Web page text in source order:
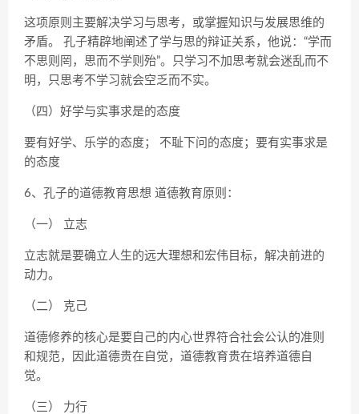
这项原则主要解决学习与思考，或掌握知识与发展思维的
矛盾。 孔子精辟地阐述了学与思的辩证关系，他说：“学而
不思则罔，思而不学则殆”。只学习不加思考就会迷乱而不
明，只思考不学习就会空乏而不实。
（四）好学与实事求是的态度
要有好学、乐学的态度； 不耻下问的态度；要有实事求是
的态度
6、孔子的道德教育思想 道德教育原则：
（一） 立志
立志就是要确立人生的远大理想和宏伟目标，解决前进的
动力。
（二） 克己
道德修养的核心是要自己的内心世界符合社会公认的准则
和规范，因此道德贵在自觉，道德教育贵在培养道德自
觉。
（三） 力行